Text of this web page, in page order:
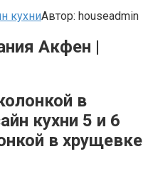
кухниАвтор: houseadmin
Акфен |
в
кухни 5 и 6
в хрущевке